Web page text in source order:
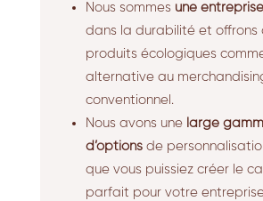
Nous sommes une
dans la durabilité et offrons
produits écologiques
alternative au
conventionnel.
Nous avons une large
d’optionsde
que vous puissiez créer le
parfait pour votre